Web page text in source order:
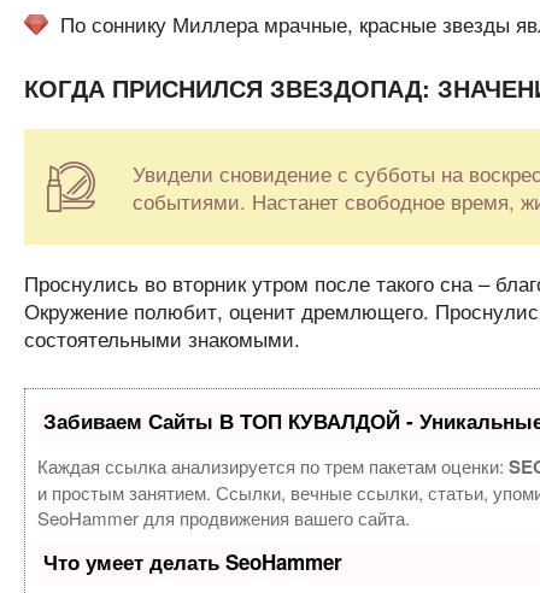
По соннику Миллера мрачные, красные звезды
КОГДА ПРИСНИЛСЯ ЗВЕЗДОПАД:
Увидели сновидение с субботы на
событиями. Настанет свободное время,
Проснулись во вторник утром после такого сна –
Окружение полюбит, оценит дремлющего.
состоятельными знакомыми.
Забиваем Сайты В ТОП КУВАЛДОЙ - Уникальные
Каждая ссылка анализируется по трем пакетам оценки:
и простым занятием. Ссылки, вечные ссылки, статьи,
SeoHammer для продвижения вашего сайта.
Что умеет делать SeoHammer